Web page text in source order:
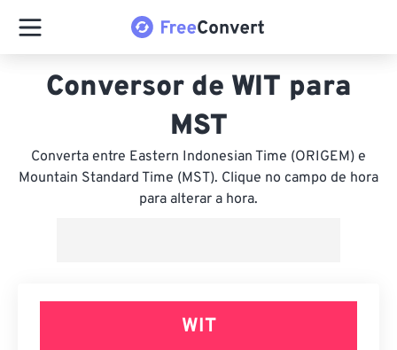
Conversor de WIT para
MST
Converta entre Eastern Indonesian Time (ORIGEM) e
Mountain Standard Time (MST). Clique no campo de hora
para alterar a hora.
WIT